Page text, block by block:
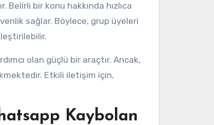
bir konu hakkında hızlıca
sağlar. Böylece, grup üyeleri
olan güçlü bir araçtır. Ancak,
Etkili iletişim için,
Kaybolan